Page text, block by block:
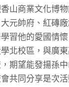
山商業文化博
元帥府、紅磚
習他的愛國情
北校區，與廣
期望能發揚孫
共同分享是次活